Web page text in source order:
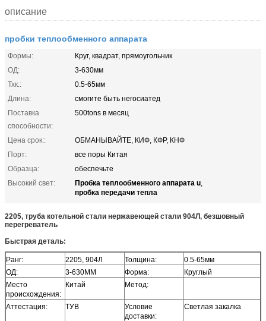
описание
пробки теплообменного аппарата
Формы:
Круг, квадрат, прямоугольник
ОД:
3-630мм
Тхк.:
0.5-65мм
Длина:
смогите быть негосиатед
Поставка
способности:
500tons в месяц
Цена срок::
ОБМАНЫВАЙТЕ, КИФ, КФР, КНФ
Порт:
все поры Китая
Образца:
обеспечьте
Высокий свет:
Пробка теплообменного аппарата u,
пробка передачи тепла
2205, труба котельной стали нержавеющей стали 904Л, безшовный
перегреватель
Быстрая деталь:
Ранг: 2205, 904Л Толщина:
0.5-65мм
ОД:
3-630ММ Форма:
Круглый
Место
происхождения:
Китай Метод:
Аттестация: ТУВ
Условие
доставки:
Светлая закалка